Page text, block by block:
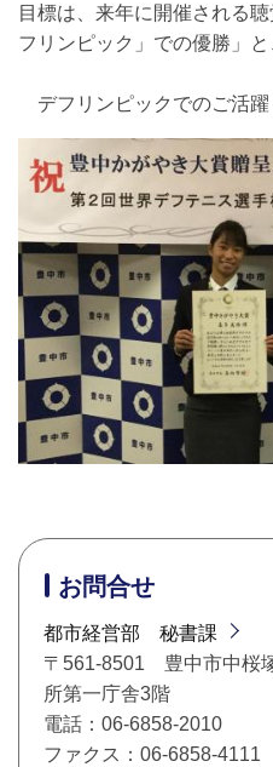
目標は、来年に開催される
フリンピック」での優勝」
デフリンピックでのご活躍
お問合せ
都市経営部 秘書課
〒561-8501 豊中市中桜
所第一庁舎3階
電話：06-6858-2010
ファクス：06-6858-4111